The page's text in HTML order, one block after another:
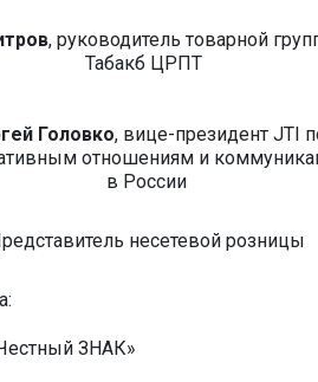
, руководитель товарной
Табакб ЦРПТ
Головко, вице-президент JTI
отношениям и
в России
несетевой розницы
ЗНАК»